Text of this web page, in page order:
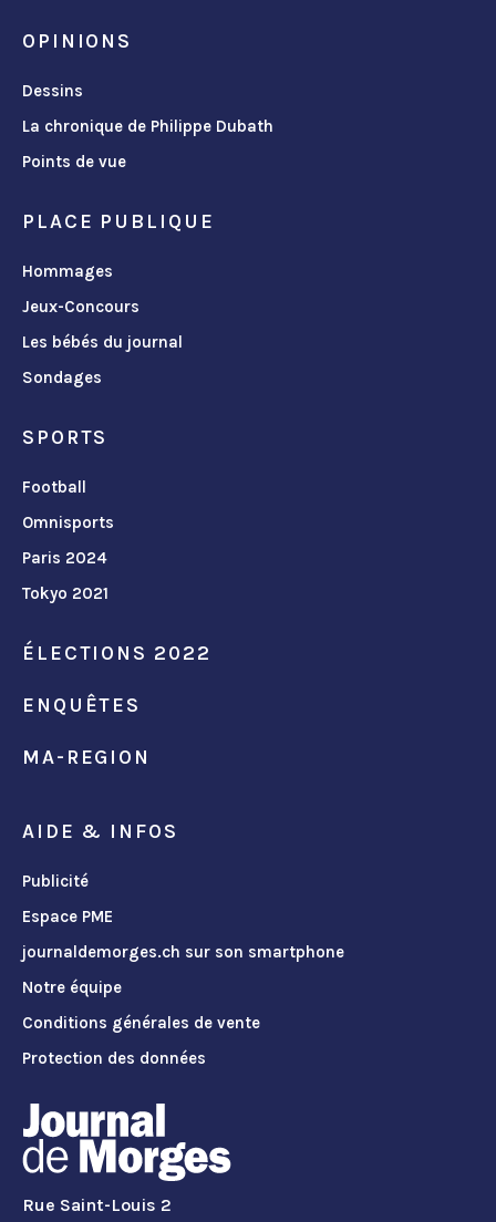
OPINIONS
Dessins
La chronique de Philippe Dubath
Points de vue
PLACE PUBLIQUE
Hommages
Jeux-Concours
Les bébés du journal
Sondages
SPORTS
Football
Omnisports
Paris 2024
Tokyo 2021
ÉLECTIONS 2022
ENQUÊTES
MA-REGION
AIDE & INFOS
Publicité
Espace PME
journaldemorges.ch sur son smartphone
Notre équipe
Conditions générales de vente
Protection des données
Rue Saint-Louis 2